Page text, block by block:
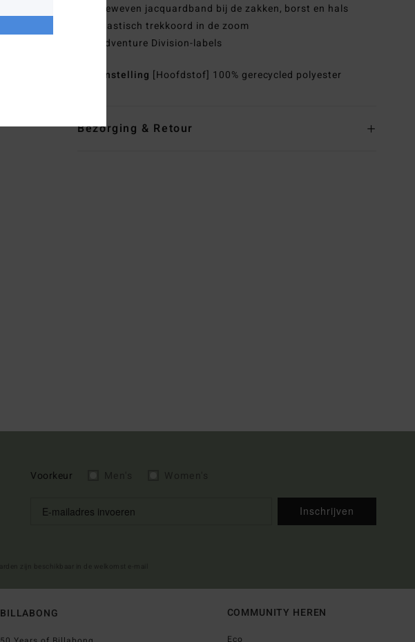
Geweven jacquardband bij de zakken, borst en hals
Elastisch trekkoord in de zoom
Adventure Division-labels
Samenstelling [Hoofdstof] 100% gerecycled polyester
Bezorging & Retour
Voorkeur
Inschrijven
BILLABONG COMMUNITY HEREN
Eco